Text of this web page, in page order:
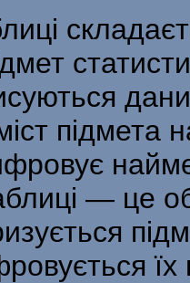
підмета
— це
їх